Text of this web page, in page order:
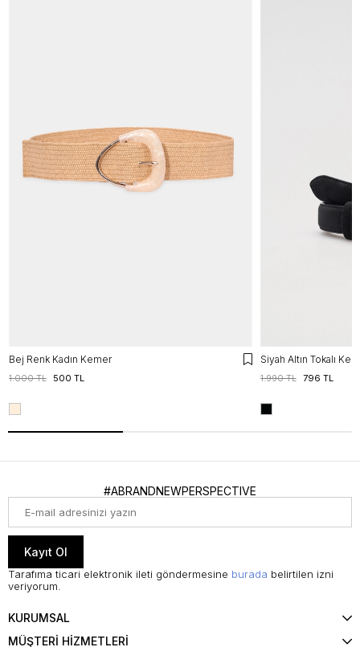
Bej Renk Kadın Kemer
500 TL
1.000 TL
Siyah Altın Tokalı
796 TL
1.990 TL
#ABRANDNEWPERSPECTIVE
Kayıt Ol
Tarafıma ticari elektronik ileti göndermesine burada belirtilen izni
veriyorum.
KURUMSAL
MÜŞTERİ HİZMETLERİ